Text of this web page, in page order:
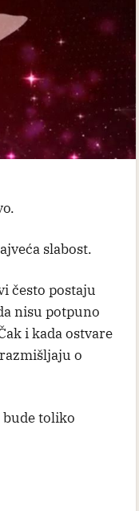
slabost.
često postaju
nisu potpuno
i kada ostvare
o
toliko